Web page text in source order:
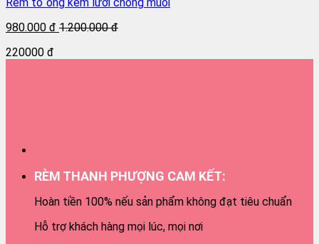
Rèm tổ ong kèm lưới chống muỗi
980.000 đ 1.200.000 đ
220000 đ
RÈM THANH PHƯỢNG CAM KẾT:
Hoàn tiền 100% nếu sản phẩm không đạt tiêu chuẩn
Hỗ trợ khách hàng mọi lúc, mọi nơi